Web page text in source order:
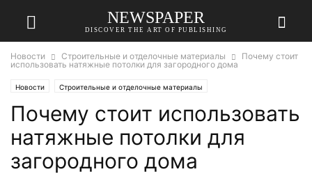
NEWSPAPER
DISCOVER THE ART OF PUBLISHING
Новости Строительные и отделочные материалы
Почему стоит
использовать натяжные потолки для загородного дома
Новости Строительные и отделочные материалы
Почему стоит использовать
натяжные потолки для
загородного дома